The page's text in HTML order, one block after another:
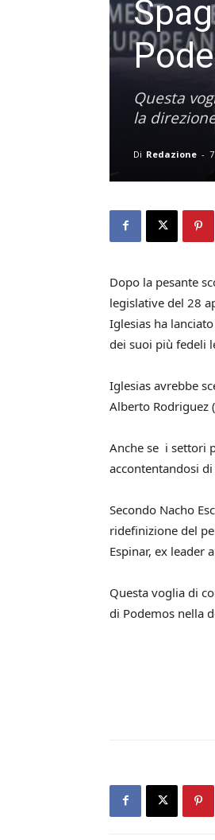
Questa
la
Di Redazione -
Dopo la pesante
legislative del 28
Iglesias ha
dei suoi più fedeli
Iglesias avrebbe
Alberto Rodriguez
Anche se i settori
accontentandosi
Secondo Nacho
ridefinizione del
Espinar, ex leader
Questa voglia di
di Podemos nella